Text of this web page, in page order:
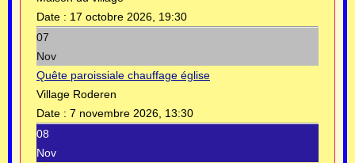
Date : 17 octobre 2026, 19:30
07
Nov
Quête paroissiale chauffage église
Village Roderen
Date : 7 novembre 2026, 13:30
08
Nov